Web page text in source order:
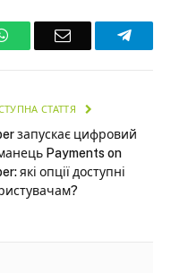
WhatsAppEmail
СТАТТЯ
запускає цифровий
Payments on
які опції доступні